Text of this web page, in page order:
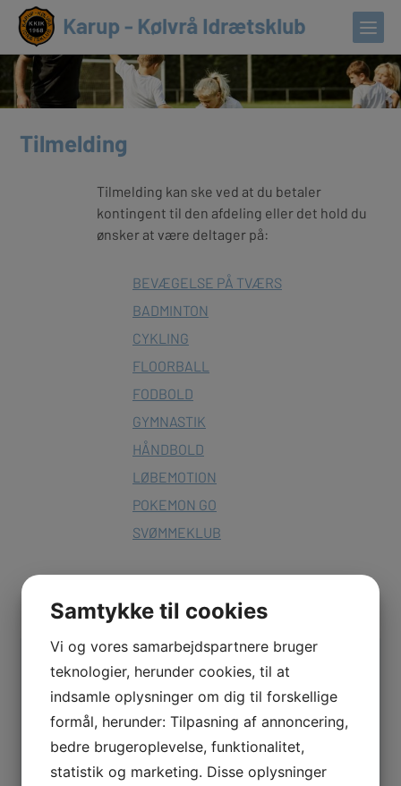
Tilmelding
Tilmelding kan ske ved at du betaler
kontingent til den afdeling eller det hold du
ønsker at være deltager på:
BEVÆGELSE PÅ TVÆRS
BADMINTON
CYKLING
FLOORBALL
FODBOLD
GYMNASTIK
HÅNDBOLD
LØBEMOTION
POKEMON GO
SVØMMEKLUB

Samtykke til cookies
Vi og vores samarbejdspartnere bruger
teknologier, herunder cookies, til at
indsamle oplysninger om dig til forskellige
formål, herunder: Tilpasning af annoncering,
bedre brugeroplevelse, funktionalitet,
statistik og marketing. Disse oplysninger